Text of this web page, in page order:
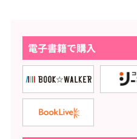
電子書籍で購入